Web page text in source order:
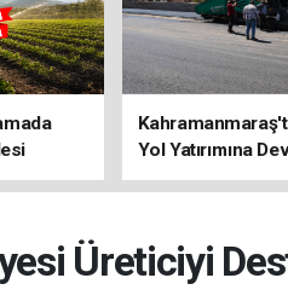
Yol Yatırımına
Üreticiyi